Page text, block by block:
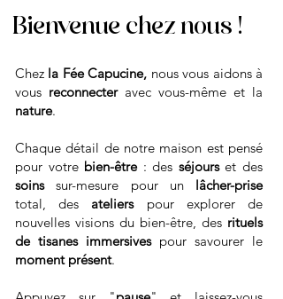
Bienvenue chez nous !
Chez la Fée Capucine, nous vous aidons à
vous reconnecteravec vous-même et la
nature.
Chaque détail de notre maison est pensé
pour votre bien-être: des séjourset des
soinssur-mesure pour un lâcher-prise
total, des atelierspour explorer de
nouvelles visions du bien-être, des rituels
de tisanes immersives pour savourer le
moment présent.